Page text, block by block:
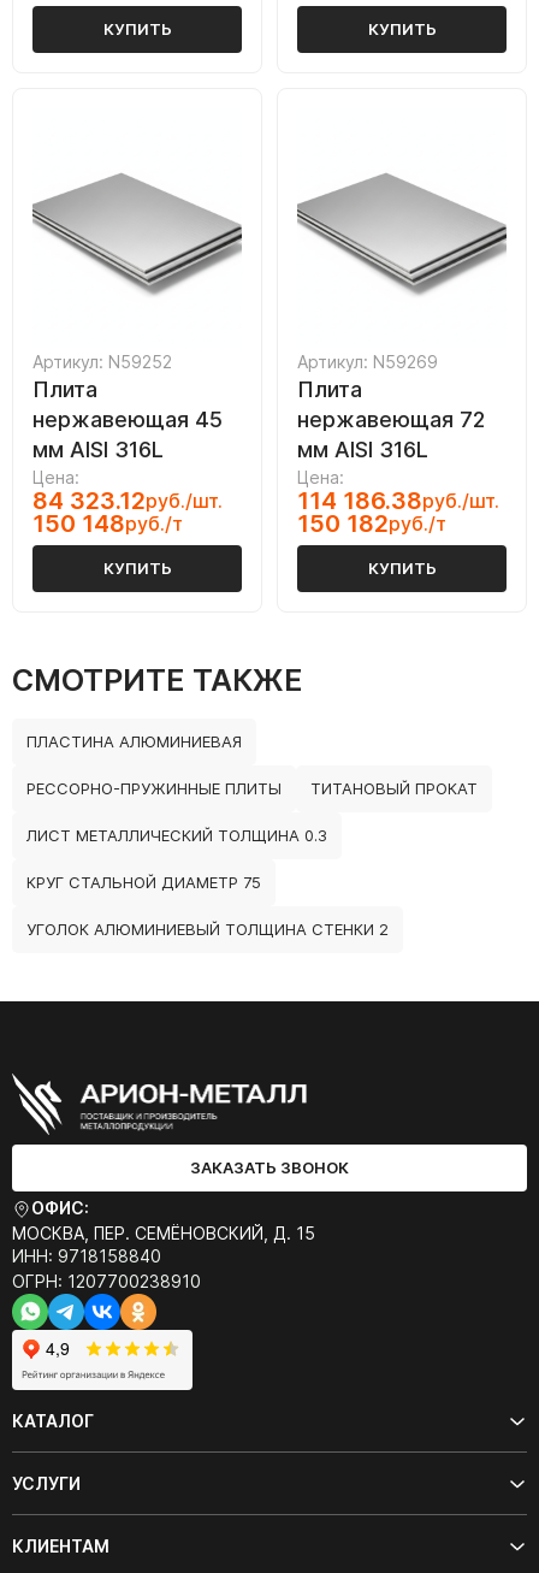
КУПИТЬ КУПИТЬ
Артикул: N59252
Плита
нержавеющая 45
мм AISI 316L
Цена:
84 323.12руб./шт.
150 148руб./т
КУПИТЬ
Артикул: N59269
Плита
нержавеющая 72
мм AISI 316L
Цена:
114 186.38руб./шт.
150 182руб./т
КУПИТЬ
СМОТРИТЕ ТАКЖЕ
ПЛАСТИНА АЛЮМИНИЕВАЯ
РЕССОРНО-ПРУЖИННЫЕ ПЛИТЫ ТИТАНОВЫЙ ПРОКАТ
ЛИСТ МЕТАЛЛИЧЕСКИЙ ТОЛЩИНА 0.3
КРУГ СТАЛЬНОЙ ДИАМЕТР 75
УГОЛОК АЛЮМИНИЕВЫЙ ТОЛЩИНА СТЕНКИ 2
ЗАКАЗАТЬ ЗВОНОК
ОФИС:
МОСКВА, ПЕР. СЕМЁНОВСКИЙ, Д. 15
ИНН: 9718158840
ОГРН: 1207700238910
КАТАЛОГ
УСЛУГИ
КЛИЕНТАМ